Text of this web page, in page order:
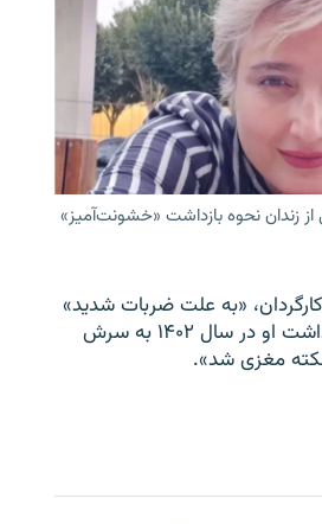
زندان نحوه بازداشت «خشونت‌آمیز»
«به علت ضربات شدید»
که مأموران در هنگام بازداشت او در سال ۱۴۰۲ به سرش
سکته مغزی شد».